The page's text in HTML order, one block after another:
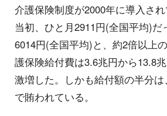
介護保険制度が2000年に導入され
当初、ひと月2911円(全国平均)だ
6014円(全国平均)と、約2倍以上
護保険給付費は3.6兆円から13.8
激増した。しかも給付額の半分
で賄われている。